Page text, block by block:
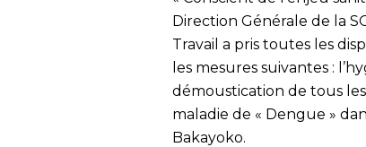
Direction Générale de la
Travail a pris toutes les
les mesures suivantes :
démoustication de tous
maladie de « Dengue »
Bakayoko.